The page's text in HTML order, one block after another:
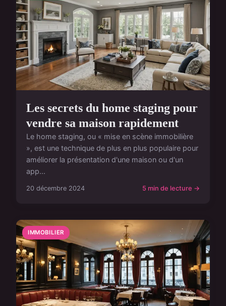
Les secrets du home staging pour
vendre sa maison rapidement
Le home staging, ou « mise en scène immobilière
», est une technique de plus en plus populaire pour
améliorer la présentation d'une maison ou d'un
app...
20 décembre 2024 5 min de lecture →
IMMOBILIER